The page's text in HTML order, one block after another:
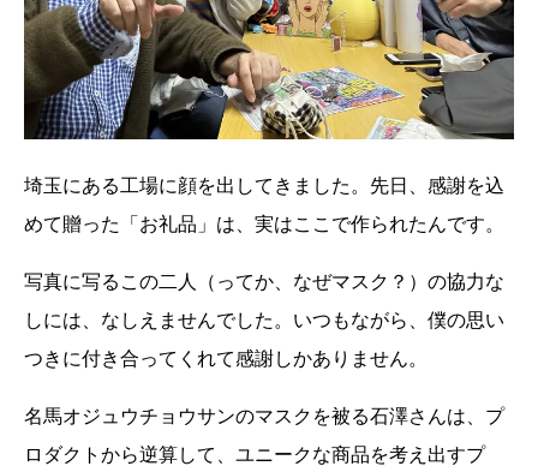
埼玉にある工場に顔を出してきました。先日、感謝を込
めて贈った「お礼品」は、実はここで作られたんです。
写真に写るこの二人（ってか、なぜマスク？）の協力な
しには、なしえませんでした。いつもながら、僕の思い
つきに付き合ってくれて感謝しかありません。
名馬オジュウチョウサンのマスクを被る石澤さんは、プ
ロダクトから逆算して、ユニークな商品を考え出すプ